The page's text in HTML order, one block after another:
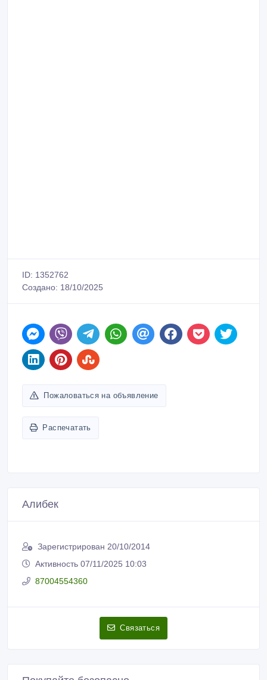
ID: 1352762
Создано: 18/10/2025
Пожаловаться на объявление
Распечатать
Алибек
Зарегистрирован 20/10/2014
Активность 07/11/2025 10:03
87004554360
Связаться